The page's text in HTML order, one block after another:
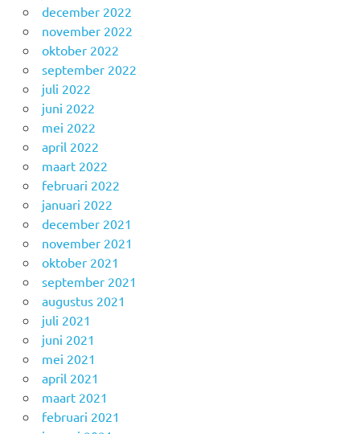
december 2022
november 2022
oktober 2022
september 2022
juli 2022
juni 2022
mei 2022
april 2022
maart 2022
februari 2022
januari 2022
december 2021
november 2021
oktober 2021
september 2021
augustus 2021
juli 2021
juni 2021
mei 2021
april 2021
maart 2021
februari 2021